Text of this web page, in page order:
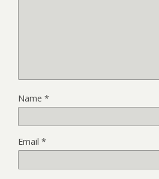
Name *
Email *